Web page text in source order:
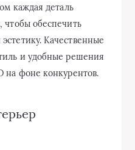
каждая деталь
чтобы обеспечить
Качественные
и удобные решения
на фоне конкурентов.